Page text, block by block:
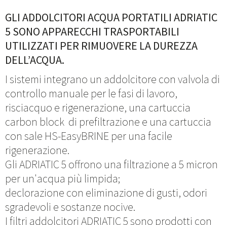
GLI ADDOLCITORI ACQUA PORTATILI ADRIATIC
5 SONO APPARECCHI TRASPORTABILI
UTILIZZATI PER RIMUOVERE LA DUREZZA
DELL’ACQUA.
I sistemi integrano un addolcitore con valvola di
controllo manuale per le fasi di lavoro,
risciacquo e rigenerazione, una cartuccia
carbon block di prefiltrazione e una cartuccia
con sale HS-EasyBRINE per una facile
rigenerazione.
Gli ADRIATIC 5 offrono una filtrazione a 5 micron
per un'acqua più limpida;
declorazione con eliminazione di gusti, odori
sgradevoli e sostanze nocive.
I filtri addolcitori ADRIATIC 5 sono prodotti con